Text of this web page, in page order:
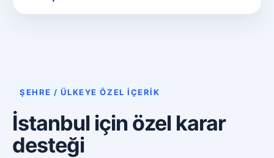
ŞEHRE / ÜLKEYE ÖZEL İÇERIK
İstanbul için özel karar
desteği